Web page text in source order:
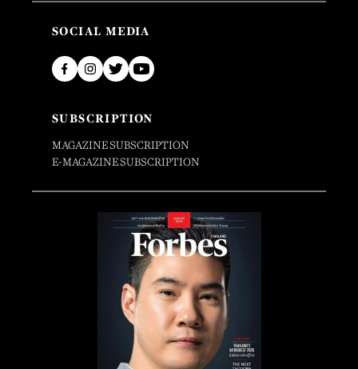
SOCIAL MEDIA
SUBSCRIPTION
MAGAZINE SUBSCRIPTION
E-MAGAZINE SUBSCRIPTION